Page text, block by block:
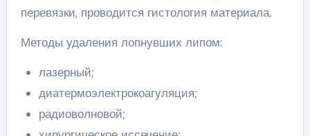
перевязки, проводится гистология материала.
Методы удаления лопнувших липом:
лазерный;
диатермоэлектрокоагуляция;
радиоволновой;